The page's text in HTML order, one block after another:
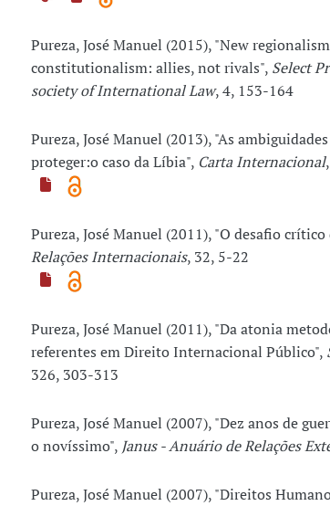
Pureza, José Manuel (2015), "New
constitutionalism: allies, not rivals", Select
society of International Law, 4, 153-164
Pureza, José Manuel (2013), "As
proteger:o caso da Líbia", Carta Internacional
Pureza, José Manuel (2011), "O desafio crítico
Relações Internacionais, 32, 5-22
Pureza, José Manuel (2011), "Da atonia
referentes em Direito Internacional Público",
326, 303-313
Pureza, José Manuel (2007), "Dez anos de
o novíssimo", Janus - Anuário de Relações
Pureza, José Manuel (2007), "Direitos